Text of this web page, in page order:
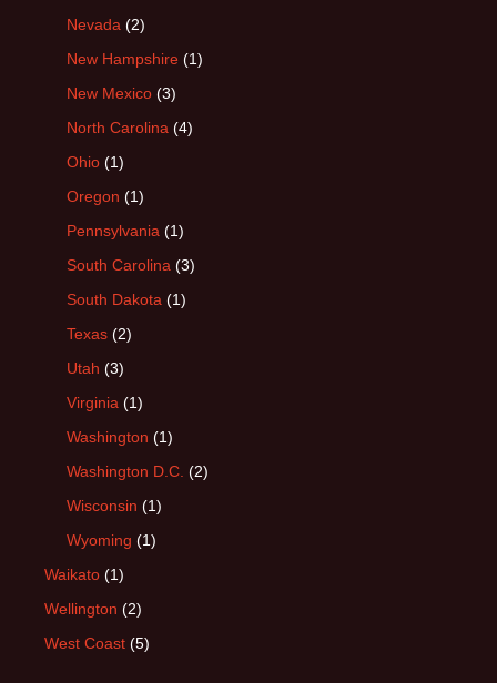
Nevada (2)
New Hampshire (1)
New Mexico (3)
North Carolina (4)
Ohio (1)
Oregon (1)
Pennsylvania (1)
South Carolina (3)
South Dakota (1)
Texas (2)
Utah (3)
Virginia (1)
Washington (1)
Washington D.C. (2)
Wisconsin (1)
Wyoming (1)
Waikato (1)
Wellington (2)
West Coast (5)